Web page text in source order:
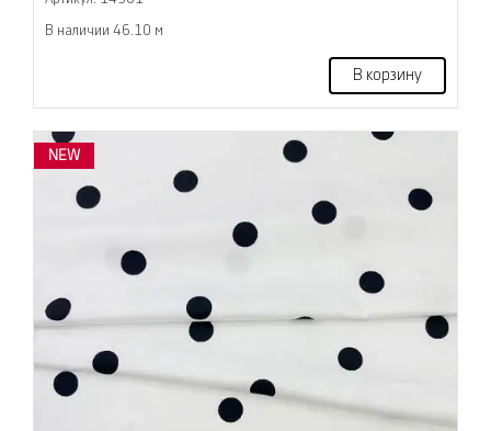
В наличии 46.10 м
В корзину
NEW